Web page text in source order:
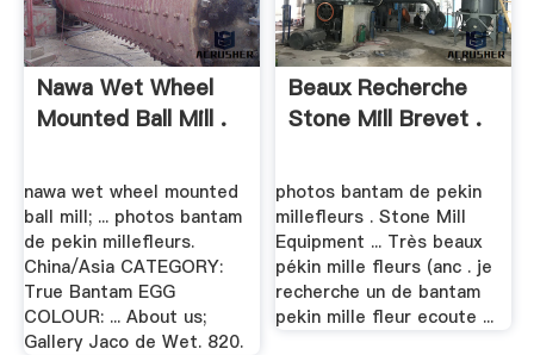
Nawa Wet Wheel
Mounted Ball Mill .
nawa wet wheel mounted
ball mill; ... photos bantam
de pekin millefleurs.
China/Asia CATEGORY:
True Bantam EGG
COLOUR: ... About us;
Gallery Jaco de Wet. 820.
Beaux Recherche
Stone Mill Brevet .
photos bantam de pekin
millefleurs . Stone Mill
Equipment ... Très beaux
pékin mille fleurs (anc . je
recherche un de bantam
pekin mille fleur ecoute ...